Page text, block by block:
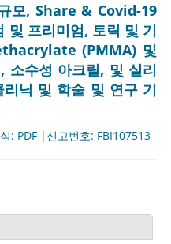
모, Share & Covid-19
및 프리미엄, 토릭 및 기
(PMMA) 및
소수성 아크릴, 및 실리
닉 및 학술 및 연구 기
: PDF |신고번호: FBI107513